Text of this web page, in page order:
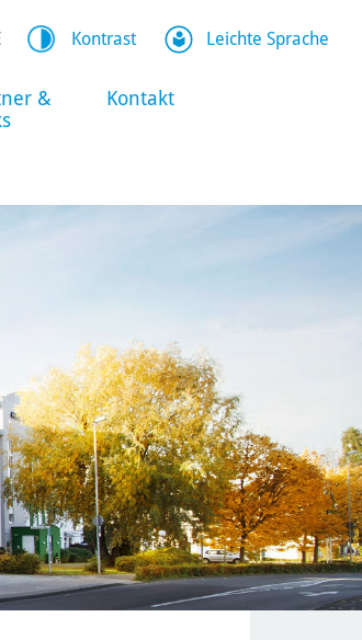
&
Kontakt
Kontrast Leichte Sprache